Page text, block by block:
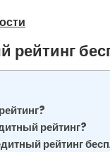
рейтинг
рейтинг?
рейтинг